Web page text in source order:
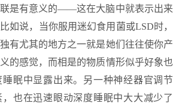
是有意义的——这在大脑中就表示出来
如说，当你服用迷幻食用菌或LSD时，
有尤其的地方之一就是她们往往使你产
的感觉，而相是的物质情形似乎好象也
眠中显露出来。另一种神经器官调节
也在迅速眼动深度睡眠中大大减少了